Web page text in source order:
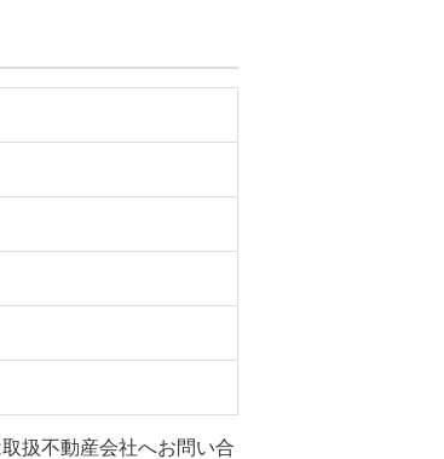
扱不動産会社へお問い合